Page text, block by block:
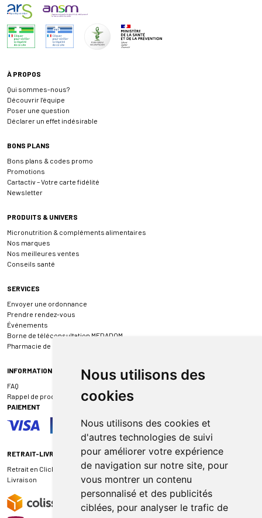
Nous utilisons des
cookies
Nous utilisons des cookies et
d'autres technologies de suivi
pour améliorer votre expérience
de navigation sur notre site, pour
vous montrer un contenu
personnalisé et des publicités
ciblées, pour analyser le trafic de
À PROPOS
Qui sommes-nous?
Découvrir l’équipe
Poser une question
Déclarer un effet indésirable
BONS PLANS
Bons plans & codes promo
Promotions
Cartactiv – Votre carte fidélité
Newsletter
PRODUITS & UNIVERS
Micronutrition & compléments alimentaires
Nos marques
Nos meilleures ventes
Conseils santé
SERVICES
Envoyer une ordonnance
Prendre rendez-vous
Événements
Borne de téléconsultation MEDADOM
Pharmacie de garde
INFORMATIONS
FAQ
Rappel de produit
PAIEMENT
RETRAIT-LIVRAISON
Retrait en Click & Collect
Livraison